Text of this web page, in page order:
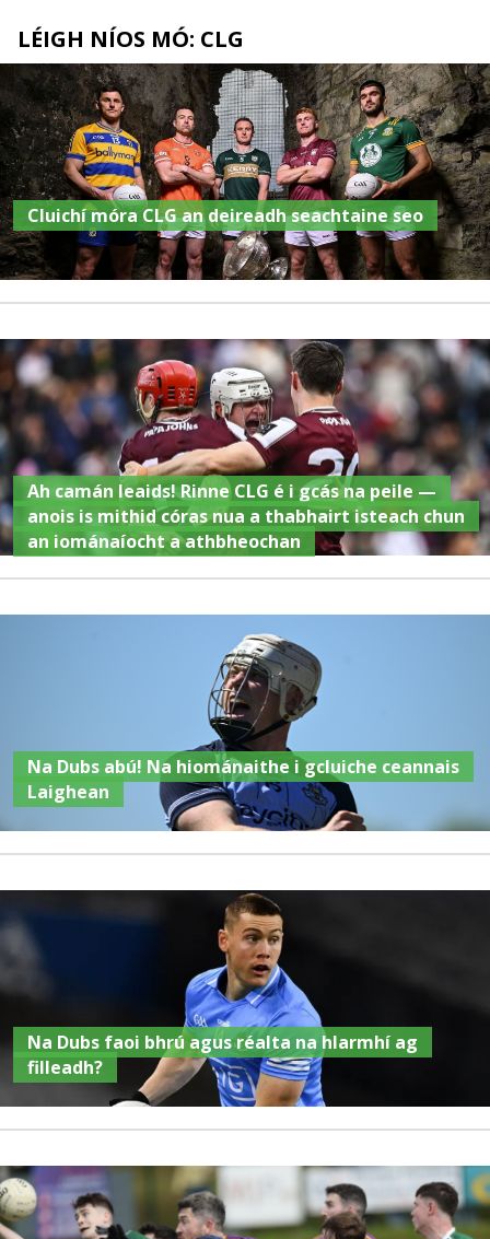
LÉIGH NÍOS MÓ: CLG
Cluichí móra CLG an deireadh seachtaine seo
Ah camán leaids! Rinne CLG é i gcás na peile —
anois is mithid córas nua a thabhairt isteach chun
an iománaíocht a athbheochan
Na Dubs abú! Na hiománaithe i gcluiche ceannais
Laighean
Na Dubs faoi bhrú agus réalta na hIarmhí ag
filleadh?